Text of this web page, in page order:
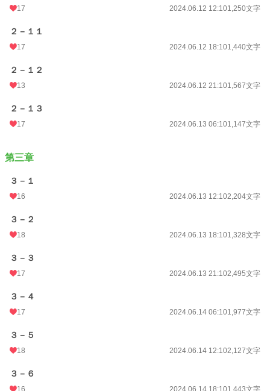
17 2024.06.12 12:101,250文字
２－１１
17 2024.06.12 18:101,440文字
２－１２
13 2024.06.12 21:101,567文字
２－１３
17 2024.06.13 06:101,147文字
第三章
３－１
16 2024.06.13 12:102,204文字
３－２
18 2024.06.13 18:101,328文字
３－３
17 2024.06.13 21:102,495文字
３－４
17 2024.06.14 06:101,977文字
３－５
18 2024.06.14 12:102,127文字
３－６
16 2024.06.14 18:101,443文字